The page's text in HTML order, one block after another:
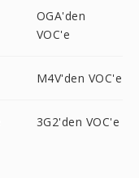
OGA'den
VOC'e
M4V'den VOC'e
3G2'den VOC'e